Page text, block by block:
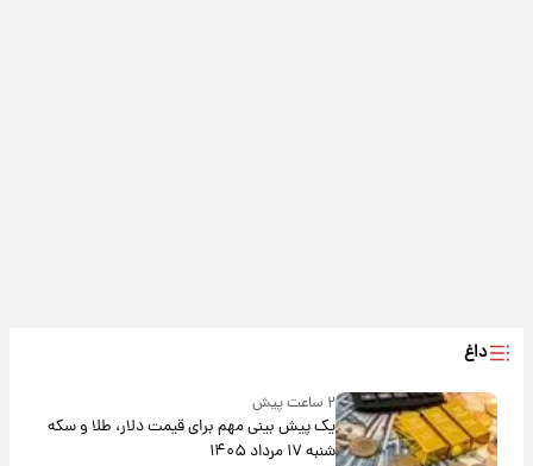
داغ
۲ ساعت پیش
یک پیش ‌بینی مهم برای قیمت دلار، طلا و سکه
شنبه ۱۷ مرداد ۱۴۰۵